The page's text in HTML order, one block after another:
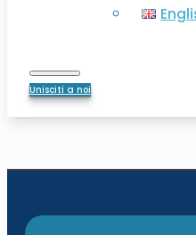
Unisciti a noi